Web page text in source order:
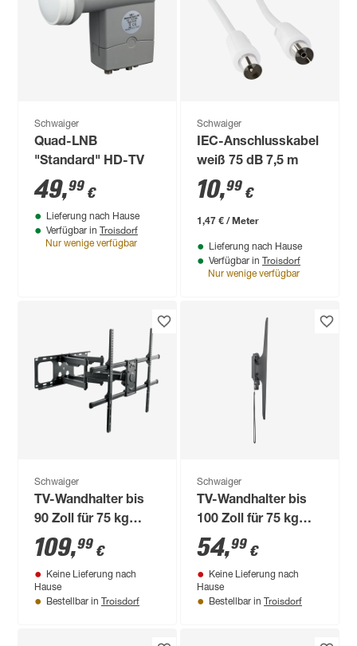
Schwaiger
Quad-LNB
"Standard" HD-TV
49,99 €
Lieferung nach Hause
Verfügbar in Troisdorf
Nur wenige verfügbar
Schwaiger
IEC-Anschlusskabel
weiß 75 dB 7,5 m
10,99 €
1,47 € / Meter
Lieferung nach Hause
Verfügbar in Troisdorf
Nur wenige verfügbar
Schwaiger
TV-Wandhalter bis
90 Zoll für 75 kg
neigbar schwarz
109,99 €
Keine Lieferung nach
Hause
Bestellbar in Troisdorf
Schwaiger
TV-Wandhalter bis
100 Zoll für 75 kg
neigbar schwarz
54,99 €
Keine Lieferung nach
Hause
Bestellbar in Troisdorf